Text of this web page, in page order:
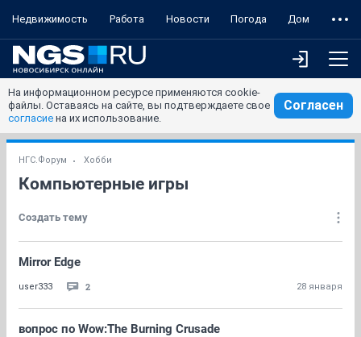
Недвижимость Работа Новости Погода Дом
На информационном ресурсе применяются cookie-
файлы. Оставаясь на сайте, вы подтверждаете свое
согласие на их использование.
Согласен
НГС.Форум Хобби
Компьютерные игры
Создать тему
Mirror Edge
user333 2 28 января
вопрос по Wow:The Burning Crusade